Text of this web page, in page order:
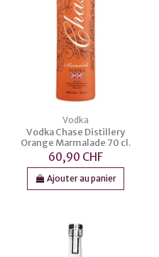
Vodka
Vodka Chase Distillery
Orange Marmalade 70 cl.
60,90 CHF
Ajouter au panier